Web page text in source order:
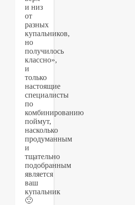
и низ
от
разных
купальников,
но
получилось
классно»,
и
только
настоящие
специалисты
по
комбинированию
поймут,
насколько
продуманным
и
тщательно
подобранным
является
ваш
купальник
🙂